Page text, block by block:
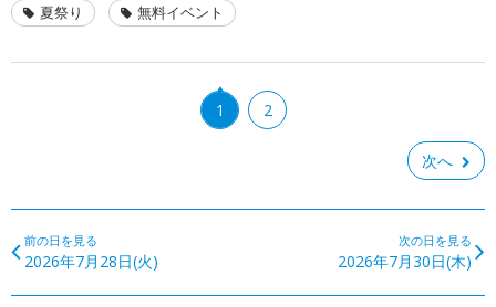
夏祭り 無料イベント
1 2
次へ
前の日を見る
2026年7月28日(火)
次の日を見る
2026年7月30日(木)